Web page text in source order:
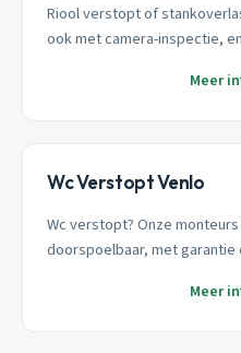
Riool verstopt of
ook met camera-inspectie,
Meer
Wc Verstopt Venlo
Wc verstopt? Onze
doorspoelbaar, met
Meer